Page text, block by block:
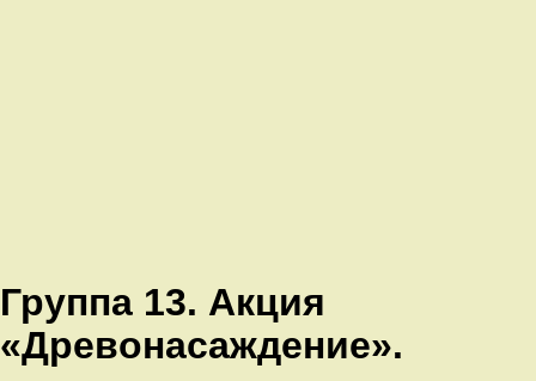
Группа 13. Акция
«Древонасаждение».